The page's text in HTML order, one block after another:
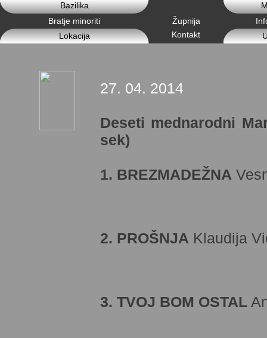
Bazilika
Bratje minoriti
Župnija
Lokacija
Kontakt
27. 04. 2014
Deseti mednarodni
sek)
1. BREZMADEŽNA
2. PROŠNJA Klaudija
3. TVOJ BOM OSTAL